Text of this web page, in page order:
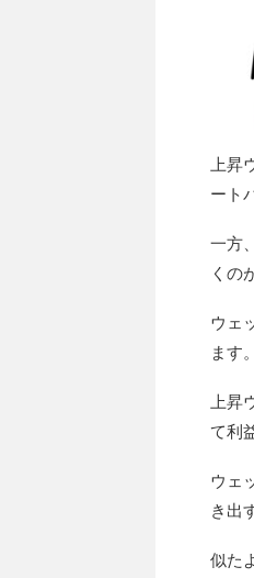
上昇
ート
一方
くの
ウェ
ます。
上昇
て利
ウェ
き出
似た